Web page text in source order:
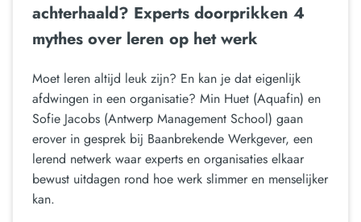
achterhaald? Experts doorprikken 4
mythes over leren op het werk
Moet leren altijd leuk zijn? En kan je dat eigenlijk
afdwingen in een organisatie? Min Huet (Aquafin) en
Sofie Jacobs (Antwerp Management School) gaan
erover in gesprek bij Baanbrekende Werkgever, een
lerend netwerk waar experts en organisaties elkaar
bewust uitdagen rond hoe werk slimmer en menselijker
kan.